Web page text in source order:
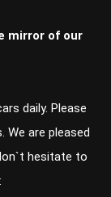
mirror of our
daily. Please
We are pleased
hesitate to